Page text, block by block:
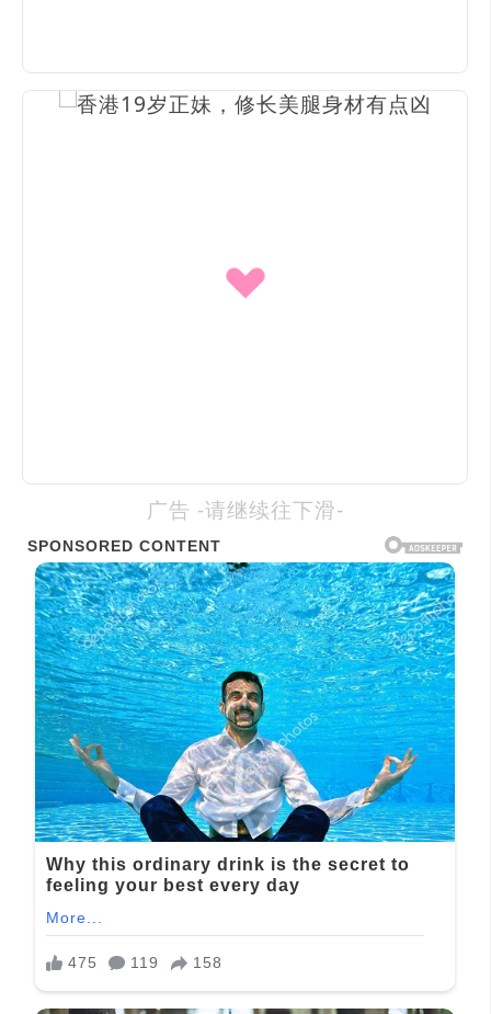
广告 -请继续往下滑-